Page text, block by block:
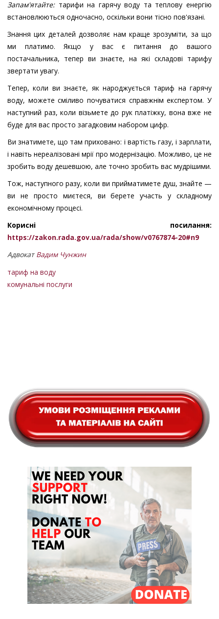
Запам'ятайте:тарифи на гарячу воду та теплову енергію
встановлюються одночасно, оскільки вони тісно пов'язані.
Знання цих деталей дозволяє нам краще зрозуміти, за що
ми платимо. Якщо у вас є питання до вашого
постачальника, тепер ви знаєте, на які складові тарифу
звертати увагу.
Тепер, коли ви знаєте, як народжується тариф на гарячу
воду, можете сміливо почуватися справжнім експертом. У
наступний раз, коли візьмете до рук платіжку, вона вже не
буде для вас просто загадковим набором цифр.
Ви знатимете, що там приховано: і вартість газу, і зарплати,
і навіть нереалізовані мрії про модернізацію. Можливо, це не
зробить воду дешевшою, але точно зробить вас мудрішими.
Тож, наступного разу, коли ви прийматимете душ, знайте —
ви не просто миєтеся, ви берете участь у складному
економічному процесі.
Корисні посилання:
https://zakon.rada.gov.ua/rada/show/v0767874-20#n9
Адвокат Вадим Чунжин
тариф на воду
комунальні послуги